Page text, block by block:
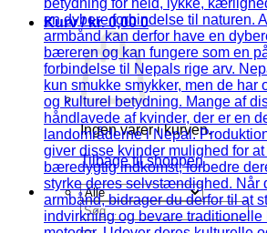
Kurv /kr.0,00 0
Ingen varer i kurven.
Tilbage til shoppen
Søg
efter: